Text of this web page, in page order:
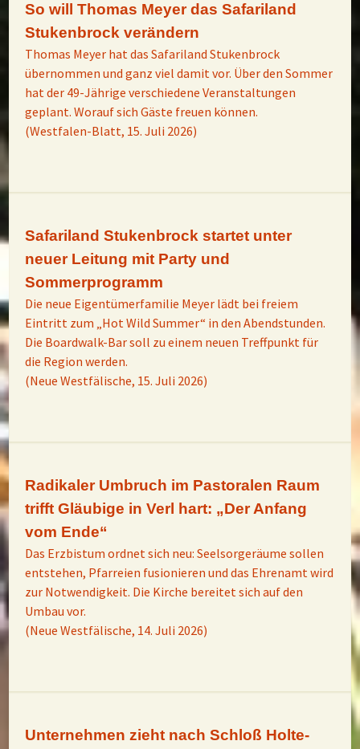
So will Thomas Meyer das Safariland
Stukenbrock verändern
Thomas Meyer hat das Safariland Stukenbrock
übernommen und ganz viel damit vor. Über den Sommer
hat der 49-Jährige verschiedene Veranstaltungen
geplant. Worauf sich Gäste freuen können.
(Westfalen-Blatt, 15. Juli 2026)
Safariland Stukenbrock startet unter
neuer Leitung mit Party und
Sommerprogramm
Die neue Eigentümerfamilie Meyer lädt bei freiem
Eintritt zum „Hot Wild Summer“ in den Abendstunden.
Die Boardwalk-Bar soll zu einem neuen Treffpunkt für
die Region werden.
(Neue Westfälische, 15. Juli 2026)
Radikaler Umbruch im Pastoralen Raum
trifft Gläubige in Verl hart: „Der Anfang
vom Ende“
Das Erzbistum ordnet sich neu: Seelsorgeräume sollen
entstehen, Pfarreien fusionieren und das Ehrenamt wird
zur Notwendigkeit. Die Kirche bereitet sich auf den
Umbau vor.
(Neue Westfälische, 14. Juli 2026)
Unternehmen zieht nach Schloß Holte-